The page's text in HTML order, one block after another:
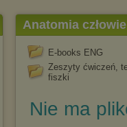
Anatomia
E-books ENG
Zeszyty ćwiczeń,
fiszki
Nie ma